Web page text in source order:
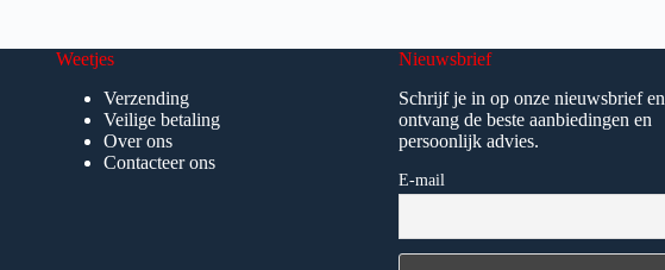
Weetjes
Verzending
Veilige betaling
Over ons
Contacteer ons
Nieuwsbrief
Schrijf je in op onze nieuwsbrief en
ontvang de beste aanbiedingen en
persoonlijk advies.
E-mail